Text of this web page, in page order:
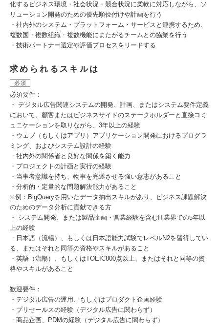
化するビジネス環境・社会状況・競合状況に柔軟に対応しながら、ソ
リューション開発のための優先順位付けや計画を行う
・社内外のシステム・プラットフォーム・サービスと連携するため、
複数国・複数組織・複数機能にまたがるチームとの協業を行う
・技術パートナー選定や評価プロセスをリードする
求められるスキルは
必須
必須要件：
・ デジタル広告関連システムの開発、計画、またはシステム要件定義
において、顧客またはビジネスサイドのステークホルダーと直接コミ
ュニケーションを取りながら、3年以上の経験
・ウェブ（もしくはアプリ）アプリケーション開発におけるプログラ
ミング、およびシステム設計の経験
・社内外の関係者と良好な関係を築く能力
・プロジェクトの計画と実行の経験
・当事者意識を持ち、物事を完遂させる強い意志があること
・分析的・定量的な問題解決能力があること
※例：BigQueryを用いたデータ抽出スキルがあり、ビジネス課題解決
のためのデータ分析に貢献できる方
・ システム開発、または製品企画・営業経験を含むIT業界での5年以
上の経験
・日本語（流暢）、もしくは日本語能力試験でレベルN2を習得してい
る、またはそれと同等の資格やスキルがあること
・英語（流暢）、もしくはTOEIC800点以上、またはそれと同等の資
格やスキルがあること
歓迎要件：
・デジタル広告の運用、もしくはプロダクト企画経験
・プリセールスの経験（デジタル広告に関わらず）
・商品企画、PDMの経験（デジタル広告に関わらず）